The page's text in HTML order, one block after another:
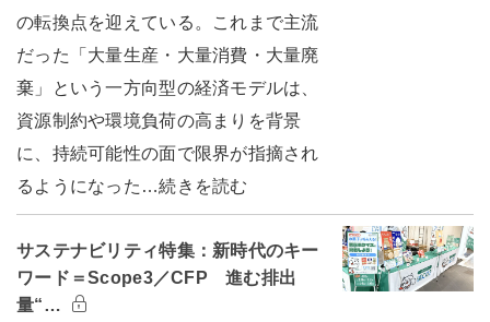
の転換点を迎えている。これまで主流
だった「大量生産・大量消費・大量廃
棄」という一方向型の経済モデルは、
資源制約や環境負荷の高まりを背景
に、持続可能性の面で限界が指摘され
るようになった…続きを読む
サステナビリティ特集：新時代のキー
ワード＝Scope3／CFP 進む排出
量“…